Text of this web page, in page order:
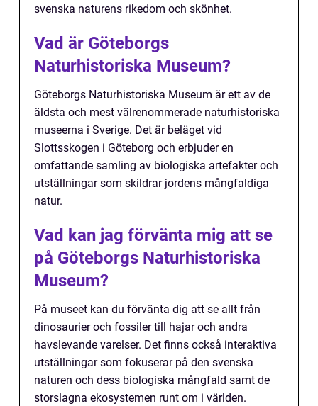
svenska naturens rikedom och skönhet.
Vad är Göteborgs
Naturhistoriska Museum?
Göteborgs Naturhistoriska Museum är ett av de
äldsta och mest välrenommerade naturhistoriska
museerna i Sverige. Det är beläget vid
Slottsskogen i Göteborg och erbjuder en
omfattande samling av biologiska artefakter och
utställningar som skildrar jordens mångfaldiga
natur.
Vad kan jag förvänta mig att se
på Göteborgs Naturhistoriska
Museum?
På museet kan du förvänta dig att se allt från
dinosaurier och fossiler till hajar och andra
havslevande varelser. Det finns också interaktiva
utställningar som fokuserar på den svenska
naturen och dess biologiska mångfald samt de
storslagna ekosystemen runt om i världen.